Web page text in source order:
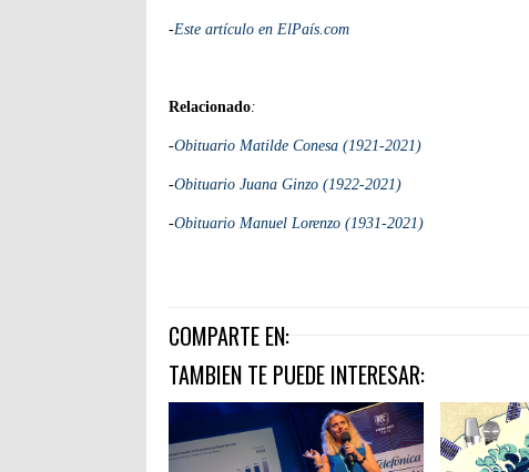
-Este artículo en ElPaís.com
Relacionado:
-Obituario Matilde Conesa (1921-2021)
-Obituario Juana Ginzo (1922-2021)
-Obituario Manuel Lorenzo (1931-2021)
COMPARTE EN:
TAMBIEN TE PUEDE INTERESAR: